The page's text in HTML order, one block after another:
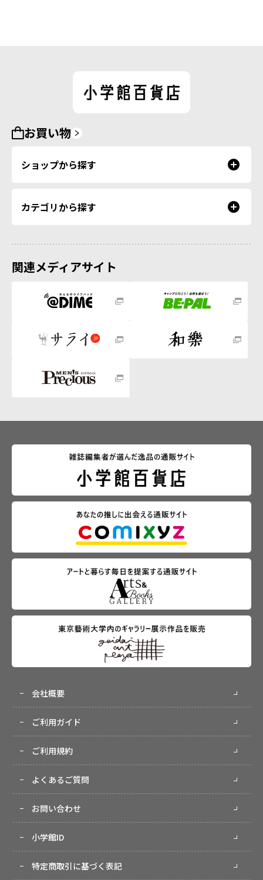
お買い物
ショップから探す
カテゴリから探す
関連メディアサイト
会社概要
ご利用ガイド
ご利用規約
よくあるご質問
お問い合わせ
小学館ID
特定商取引に基づく表記